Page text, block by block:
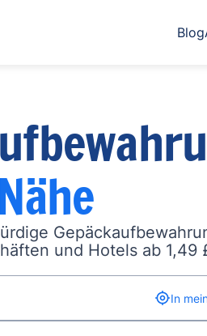
Blog
und Hotels ab 1,49
In